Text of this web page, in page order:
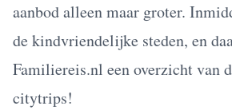
aanbod alleen maar groter.
de kindvriendelijke steden, en
Familiereis.nl een overzicht van
citytrips!